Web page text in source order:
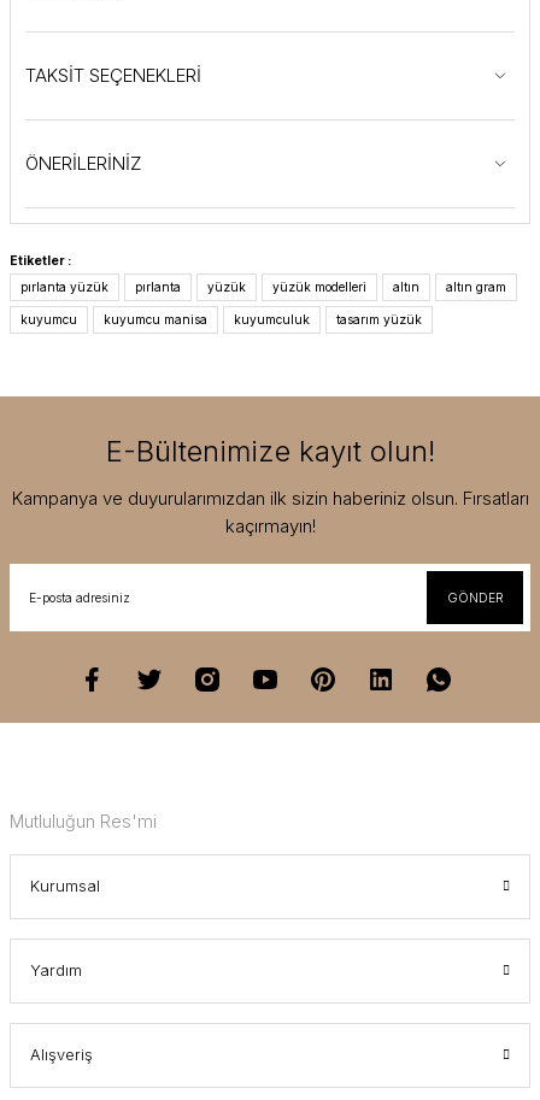
TAKSİT SEÇENEKLERİ
ÖNERİLERİNİZ
Etiketler :
pırlanta yüzük
pırlanta yüzük yüzük modelleri altın altın gram
kuyumcu kuyumcu manisa kuyumculuk tasarım yüzük
E-Bültenimize kayıt olun!
Kampanya ve duyurularımızdan ilk sizin haberiniz olsun. Fırsatları
kaçırmayın!
GÖNDER
Mutluluğun Res'mi
Kurumsal
Yardım
Alışveriş